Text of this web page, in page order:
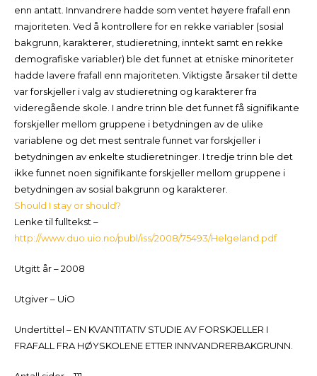
enn antatt. Innvandrere hadde som ventet høyere frafall enn
majoriteten. Ved å kontrollere for en rekke variabler (sosial
bakgrunn, karakterer, studieretning, inntekt samt en rekke
demografiske variabler) ble det funnet at etniske minoriteter
hadde lavere frafall enn majoriteten. Viktigste årsaker til dette
var forskjeller i valg av studieretning og karakterer fra
videregående skole. I andre trinn ble det funnet få signifikante
forskjeller mellom gruppene i betydningen av de ulike
variablene og det mest sentrale funnet var forskjeller i
betydningen av enkelte studieretninger. I tredje trinn ble det
ikke funnet noen signifikante forskjeller mellom gruppene i
betydningen av sosial bakgrunn og karakterer.
Should I stay or should?
Lenke til fulltekst –
http://www.duo.uio.no/publ/iss/2008/75493/Helgeland.pdf
Utgitt år – 2008
Utgiver – UiO
Undertittel – EN KVANTITATIV STUDIE AV FORSKJELLER I
FRAFALL FRA HØYSKOLENE ETTER INNVANDRERBAKGRUNN.